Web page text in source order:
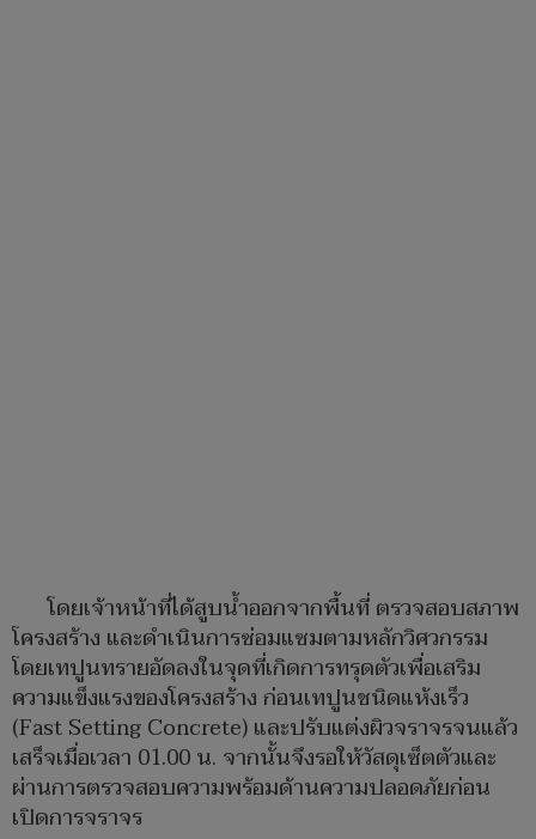
โดยเจ้าหน้าที่ได้สูบน้ำออกจากพื้นที่ ตรวจสอบสภาพ
โครงสร้าง และดำเนินการซ่อมแซมตามหลักวิศวกรรม
โดยเทปูนทรายอัดลงในจุดที่เกิดการทรุดตัวเพื่อเสริม
ความแข็งแรงของโครงสร้าง ก่อนเทปูนชนิดแห้งเร็ว
(Fast Setting Concrete) และปรับแต่งผิวจราจรจนแล้ว
เสร็จเมื่อเวลา 01.00 น. จากนั้นจึงรอให้วัสดุเซ็ตตัวและ
ผ่านการตรวจสอบความพร้อมด้านความปลอดภัยก่อน
เปิดการจราจร